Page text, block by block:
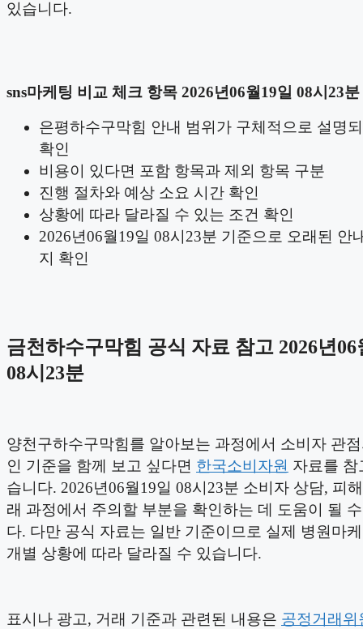
있습니다.
sns마케팅 비교 체크 항목 2026년06월19일 08시23분
은평하수구막힘 안내 범위가 구체적으로 설명
확인
비용이 있다면 포함 항목과 제외 항목 구분
진행 절차와 예상 소요 시간 확인
상황에 따라 달라질 수 있는 조건 확인
2026년06월19일 08시23분 기준으로 오래된 안
지 확인
금천하수구막힘 공식 자료 참고 2026년06
08시23분
양천구하수구막힘를 알아보는 과정에서 소비자 관
인 기준을 함께 보고 싶다면 한국소비자원 자료를 참
습니다. 2026년06월19일 08시23분 소비자 상담, 피
래 과정에서 주의할 부분을 확인하는 데 도움이 될
다. 다만 공식 자료는 일반 기준이므로 실제 병원마
개별 상황에 따라 달라질 수 있습니다.
표시나 광고, 거래 기준과 관련된 내용은 공정거래위